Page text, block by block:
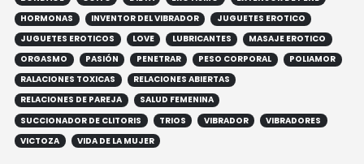
HORMONAS
INVENTOR DEL VIBRADOR
JUGUETES EROTICO
JUGUETES EROTICOS
LOVE LUBRICANTES
MASAJE EROTICO
ORGASMO
PASIÓN PENETRAR PESO CORPORAL
POLIAMOR
RALACIONES TOXICAS
RELACIONES ABIERTAS
RELACIONES DE PAREJA
SALUD FEMENINA
SUCCIONADOR DE CLITORIS
TRIOS VIBRADOR
VIBRADORES
VICTOZA
VIDA DE LA MUJER